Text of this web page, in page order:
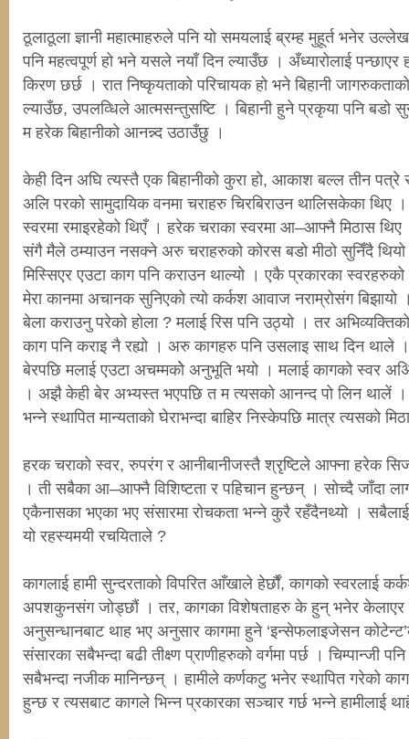
ठूलाठूला ज्ञानी महात्माहरुले पनि यो समयलाई ब्रम्ह मुहूर्त भनेर
पनि महत्वपूर्ण हो भने यसले नयाँ दिन ल्याउँछ । अँध्यारोलाई पन्छाएर
किरण छर्छ । रात निष्कृयताको परिचायक हो भने बिहानी
ल्याउँछ, उपलव्धिले आत्मसन्तुसष्टि । बिहानी हुने प्रकृया पनि बडो
म हरेक बिहानीको आनन्न्द उठाउँछु ।
केही दिन अघि त्यस्तै एक बिहानीको कुरा हो, आकाश बल्ल तीन पत्रे
अलि परको सामुदायिक वनमा चराहरु चिरबिराउन थालिसकेका थिए
स्वरमा रमाइरहेको थिएँ । हरेक चराका स्वरमा आ–आफ्नै मिठास थिए
संगै मैले ठम्याउन नसक्ने अरु चराहरुको कोरस बडो मीठो सुनिँदै
मिस्सिएर एउटा काग पनि कराउन थाल्यो । एकै प्रकारका स्वरहरुको
मेरा कानमा अचानक सुनिएको त्यो कर्कश आवाज नराम्रोसंग बिझायो
बेला कराउनु परेको होला ? मलाई रिस पनि उठ्यो । तर
काग पनि कराइ नै रह्यो । अरु कागहरु पनि उसलाइ साथ दिन थाले
बेरपछि मलाई एउटा अचम्मकोे अनुभूति भयो । मलाई कागको स्वर
। अझै केही बेर अभ्यस्त भएपछि त म त्यसको आनन्द पो लिन थालें
भन्ने स्थापित मान्यताको घेराभन्दा बाहिर निस्केपछि मात्र त्यसको
हरक चराको स्वर, रुपरंग र आनीबानीजस्तै श्रृष्टिले आफ्ना हरेक
। ती सबैका आ–आफ्नै विशिष्टता र पहिचान हुन्छन् । सोच्दै जाँदा
एकैनासका भएका भए संसारमा रोचकता भन्ने कुरै रहँदैनथ्यो ।
यो रहस्यमयी रचयिताले ?
कागलाई हामी सुन्दरताको विपरित आँखाले हेर्छौं, कागको स्वरलाई
अपशकुनसंग जोड्छौं । तर, कागका विशेषताहरु के हुन् भनेर केलाएर
अनुसन्धानबाट थाह भए अनुसार कागमा हुने ‘इन्सेफलाइजेसन
संसारका सबैभन्दा बढी तीक्ष्ण प्राणीहरुको वर्गमा पर्छ । चिम्पान्जी
सबैभन्दा नजीक मानिन्छन् । हामीले कर्णकटु भनेर स्थापित गरेको
हुन्छ र त्यसबाट कागले भिन्न प्रकारका सञ्चार गर्छ भन्ने हामीलाई